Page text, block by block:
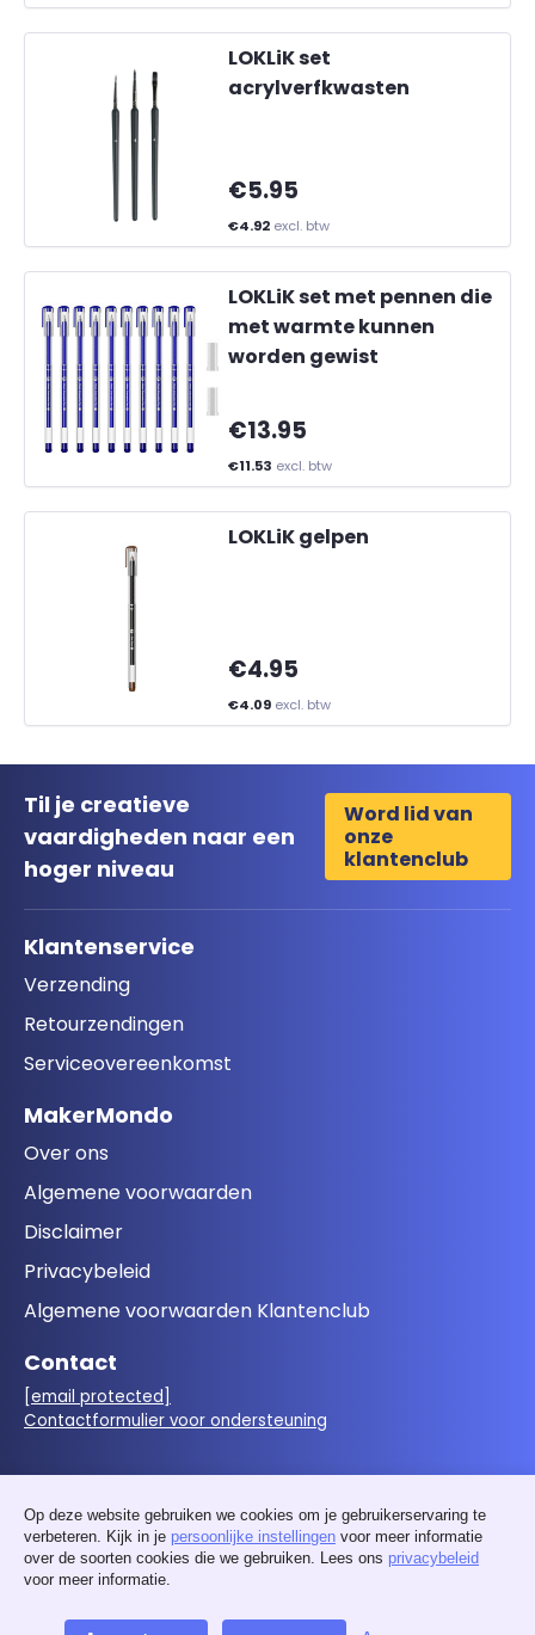
LOKLiK set
acrylverfkwasten
€5.95
€4.92 excl. btw
LOKLiK set met pennen die
met warmte kunnen
worden gewist
€13.95
€11.53 excl. btw
LOKLiK gelpen
€4.95
€4.09 excl. btw
Til je creatieve
vaardigheden naar een
hoger niveau
Word lid van
onze
klantenclub
Klantenservice
Verzending
Retourzendingen
Serviceovereenkomst
MakerMondo
Over ons
Algemene voorwaarden
Disclaimer
Privacybeleid
Algemene voorwaarden Klantenclub
Contact
[email protected]
Contactformulier voor ondersteuning
Op deze website gebruiken we cookies om je gebruikerservaring te
verbeteren. Kijk in je persoonlijke instellingen voor meer informatie
over de soorten cookies die we gebruiken. Lees ons privacybeleid
voor meer informatie.